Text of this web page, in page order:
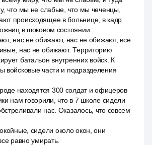
что мы не слабые, что мы чеченцы,
происходящее в больнице, в кадр
в шоковом состоянии.
нас не обижают, нас не обижают, все
нас не обижают. Территорию
батальон внутренних войск. К
войсковые части и подразделения
находятся 300 солдат и офицеров
нам говорили, что в 7 школе сидели
нас. Оказалось, что совсем
сидели около окон, они
равно умирать.